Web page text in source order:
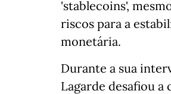
'stablecoins',
riscos para a
monetária.
Durante a sua
Lagarde desafiou